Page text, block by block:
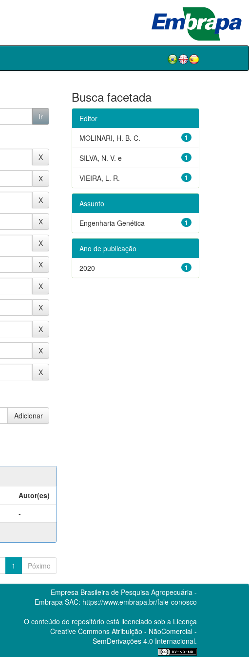
Autor(es)
-
1 Póximo
Busca facetada
Editor
1
MOLINARI, H. B. C.
1
SILVA, N. V. e
1
VIEIRA, L. R.
Assunto
1
Engenharia Genética
Ano de publicação
1
2020
Empresa Brasileira de Pesquisa Agropecuária -
Embrapa SAC: https://www.embrapa.br/fale-conosco
O conteúdo do repositório está licenciado sob a Licença
Creative CommonsAtribuição - NãoComercial -
SemDerivações 4.0 Internacional.